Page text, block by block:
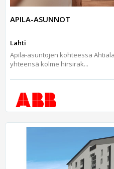
APILA-ASUNNOT
Lahti
Apila-asuntojen kohteessa
yhteensä kolme hirsirak...